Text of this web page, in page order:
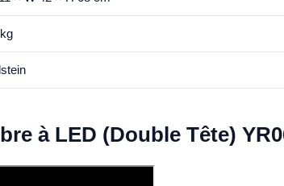
à LED (Double Tête)